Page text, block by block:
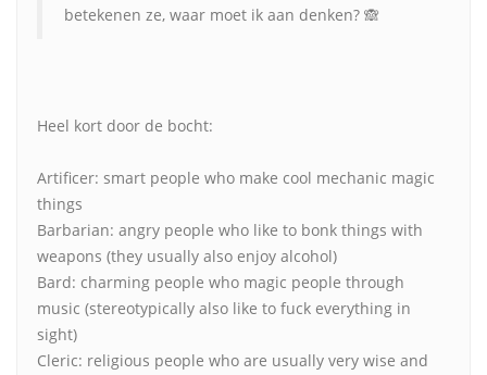
betekenen ze, waar moet ik aan denken? 🙈
Heel kort door de bocht:
Artificer: smart people who make cool mechanic magic
things
Barbarian: angry people who like to bonk things with
weapons (they usually also enjoy alcohol)
Bard: charming people who magic people through
music (stereotypically also like to fuck everything in
sight)
Cleric: religious people who are usually very wise and